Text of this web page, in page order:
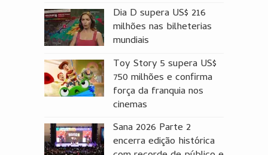
Dia D supera US$ 216
milhões nas bilheterias
mundiais
Toy Story 5 supera US$
750 milhões e confirma
força da franquia nos
cinemas
Sana 2026 Parte 2
encerra edição histórica